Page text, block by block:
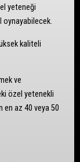
yeteneği
oynayabilecek.
kaliteli
ve
özel yetenekli
en az 40 veya 50